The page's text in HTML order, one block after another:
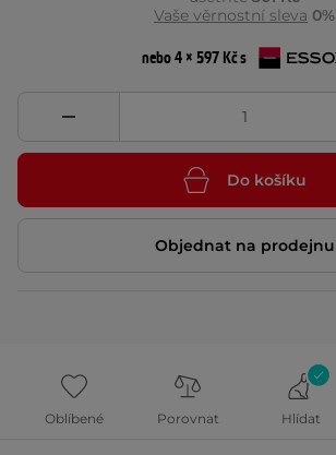
Vaše věrnostní sleva 0%
nebo 4 × 597 Kč s
Do košíku
Objednat na prodejnu
Oblíbené Porovnat Hlídat